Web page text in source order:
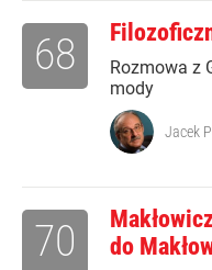
Rozmowa z
mody
68
Jacek
do
70